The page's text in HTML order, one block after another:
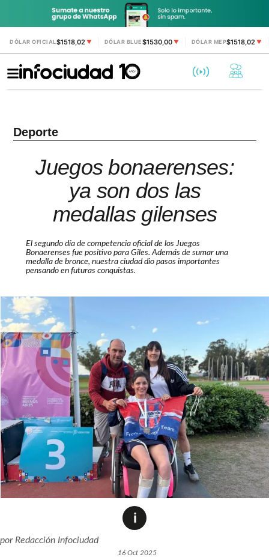
DÓLAR OFICIAL$1518,02 ▼ DÓLAR BLUE$1530,00 ▼ DÓLAR MEP$1518,02 ▼
Deporte
Juegos bonaerenses:
ya son dos las
medallas gilenses
El segundo día de competencia oficial de los Juegos
Bonaerenses fue positivo para Giles. Además de sumar una
medalla de bronce, nuestra ciudad dio pasos importantes
pensando en futuras conquistas.
porRedacción Infociudad
16 Oct 2025